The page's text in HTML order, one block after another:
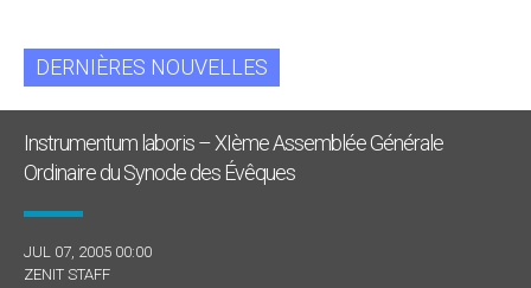
DERNIÈRES NOUVELLES
Instrumentum laboris – XIème Assemblée Générale
Ordinaire du Synode des Évêques
JUL 07, 2005 00:00
ZENIT STAFF